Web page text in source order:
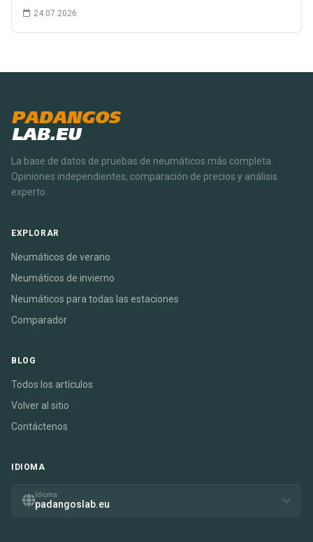
24.07.2026
PADANGOS
LAB.EU
La base de datos de pruebas de neumáticos más completa.
Opiniones independientes, comparación de precios y análisis
experto.
EXPLORAR
Neumáticos de verano
Neumáticos de invierno
Neumáticos para todas las estaciones
Comparador
BLOG
Todos los artículos
Volver al sitio
Contáctenos
IDIOMA
Idioma
padangoslab.eu